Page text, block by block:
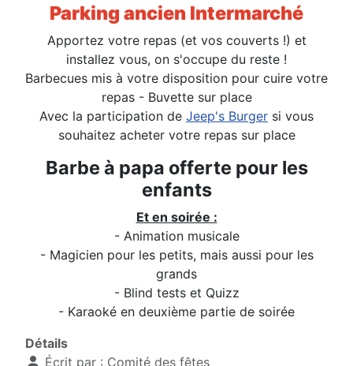
Parking ancien Intermarché
Apportez votre repas (et vos couverts !) et
installez vous, on s'occupe du reste !
Barbecues mis à votre disposition pour cuire votre
repas - Buvette sur place
Avec la participation de Jeep's Burger si vous
souhaitez acheter votre repas sur place
Barbe à papa offerte pour les
enfants
Et en soirée :
- Animation musicale
- Magicien pour les petits, mais aussi pour les
grands
- Blind tests et Quizz
- Karaoké en deuxième partie de soirée
Détails
Écrit par : Comité des fêtes